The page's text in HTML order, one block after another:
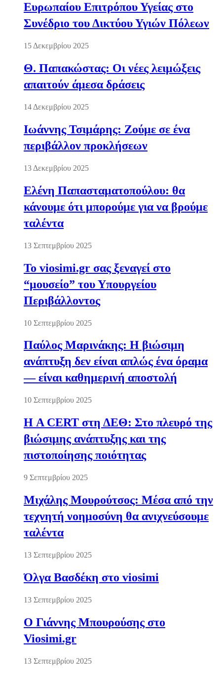
Ευρωπαίου Επιτρόπου Υγείας στο
Συνέδριο του Δικτύου Υγιών Πόλεων
15 Δεκεμβρίου 2025
Θ. Παπακώστας: Οι νέες λειμώξεις
απαιτούν άμεσα δράσεις
14 Δεκεμβρίου 2025
Ιωάννης Τσιμάρης: Ζούμε σε ένα
περιβάλλον προκλήσεων
13 Δεκεμβρίου 2025
Ελένη Παπασταματοπούλου: θα
κάνουμε ότι μπορούμε για να βρούμε
ταλέντα
13 Σεπτεμβρίου 2025
Το viosimi.gr σας ξεναγεί στο
“μουσείο” του Υπουργείου
Περιβάλλοντος
10 Σεπτεμβρίου 2025
Παύλος Μαρινάκης: Η βιώσιμη
ανάπτυξη δεν είναι απλώς ένα όραμα
— είναι καθημερινή αποστολή
10 Σεπτεμβρίου 2025
Η A CERT στη ΔΕΘ: Στο πλευρό της
βιώσιμης ανάπτυξης και της
πιστοποίησης ποιότητας
9 Σεπτεμβρίου 2025
Μιχάλης Μουρούτσος: Μέσα από την
τεχνητή νοημοσύνη θα ανιχνεύσουμε
ταλέντα
13 Σεπτεμβρίου 2025
Όλγα Βασδέκη στο viosimi
13 Σεπτεμβρίου 2025
Ο Γιάννης Μπουρούσης στο
Viosimi.gr
13 Σεπτεμβρίου 2025